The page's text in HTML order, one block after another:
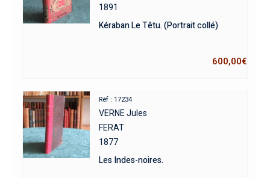
1891
Kéraban Le Têtu. (Portrait collé)
600,00€
Réf : 17234
VERNE Jules
FERAT
1877
Les Indes-noires.